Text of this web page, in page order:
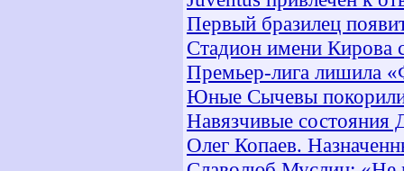
Первый бразилец
Стадион имени Кирова
Премьер-лига лишила
Юные Сычевы
Навязчивые состояния
Олег Копаев.